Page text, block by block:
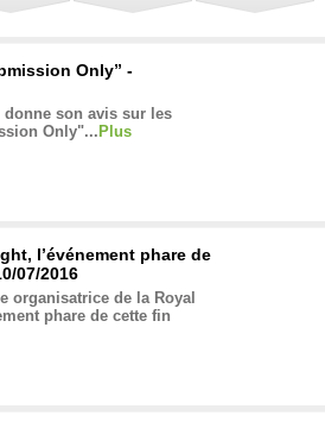
Only” -
donne son avis sur les
Only"... Plus
l’événement phare de
07/2016
organisatrice de la Royal
phare de cette fin